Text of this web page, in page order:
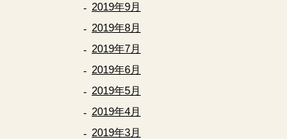
2019年9月
2019年8月
2019年7月
2019年6月
2019年5月
2019年4月
2019年3月